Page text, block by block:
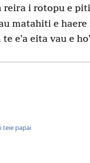
reira i rotopu e
matahiti e haere
eˈa eita vau e
teie papai